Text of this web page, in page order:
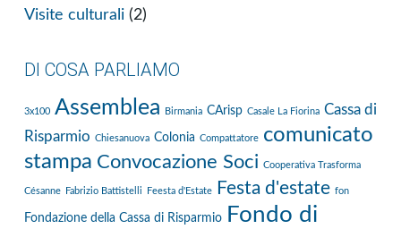
Visite culturali (2)
DI COSA PARLIAMO
3x100 Assemblea Birmania CArisp Casale La Fiorina Cassa di
Risparmio Chiesanuova Colonia Compattatore comunicato
stampa Convocazione Soci Cooperativa Trasforma
Césanne Fabrizio Battistelli Feesta d'Estate Festa d'estate fon
Fondazione della Cassa di Risparmio
Fondo di